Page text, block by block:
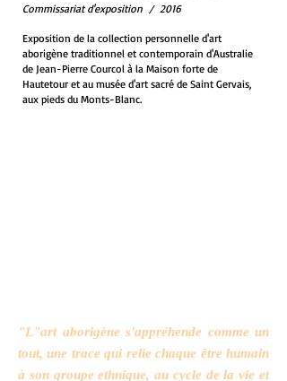
Commissariat d'exposition / 2016
Exposition de la collection personnelle d'art
aborigène traditionnel et contemporain d'Australie
de Jean-Pierre Courcol​ à la Maison forte de
Hautetour et au musée d'art sacré de Saint Gervais,
aux pieds du Monts-Blanc.
"L"art aborigène s'appréhende comme un
tout, une trace qui relie chaque être humain
à son groupe ethnique, au cycle de la vie et